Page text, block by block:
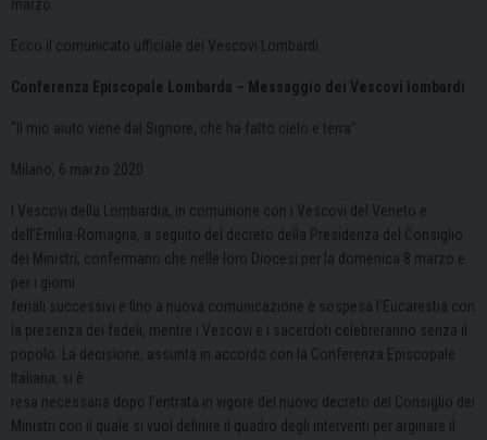
marzo.
Ecco il comunicato ufficiale dei Vescovi Lombardi.
Conferenza Episcopale Lombarda – Messaggio dei Vescovi lombardi
“Il mio aiuto viene dal Signore, che ha fatto cielo e terra”
Milano, 6 marzo 2020
I Vescovi della Lombardia, in comunione con i Vescovi del Veneto e
dell’Emilia-Romagna, a seguito del decreto della Presidenza del Consiglio
dei Ministri, confermano che nelle loro Diocesi per la domenica 8 marzo e
per i giorni
feriali successivi e fino a nuova comunicazione è sospesa l’Eucarestia con
la presenza dei fedeli, mentre i Vescovi e i sacerdoti celebreranno senza il
popolo. La decisione, assunta in accordo con la Conferenza Episcopale
Italiana, si è
resa necessaria dopo l’entrata in vigore del nuovo decreto del Consiglio dei
Ministri con il quale si vuol definire il quadro degli interventi per arginare il